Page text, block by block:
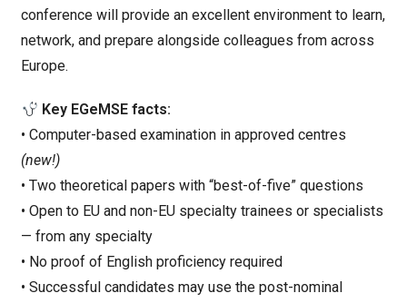
conference will provide an excellent environment to learn,
network, and prepare alongside colleagues from across
Europe.
Key EGeMSE facts:
• Computer-based examination in approved centres
(new!)
• Two theoretical papers with “best-of-five” questions
• Open to EU and non-EU specialty trainees or specialists
— from any specialty
• No proof of English proficiency required
• Successful candidates may use the post-nominal